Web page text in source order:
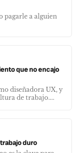
pagarle a alguien
que no encajo
diseñadora UX, y
de trabajo....
duro